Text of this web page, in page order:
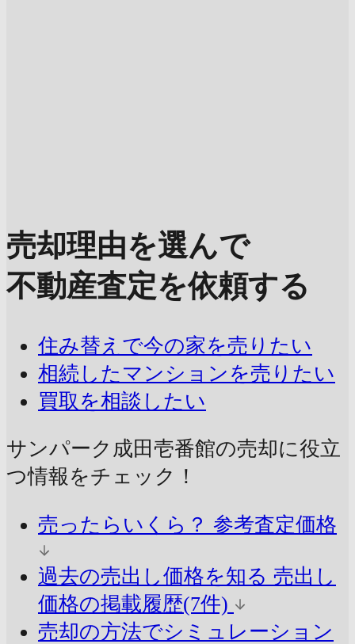
売却理由を選んで
不動産査定を依頼する
住み替えで今の家を売りたい
相続したマンションを売りたい
買取を相談したい
サンパーク成田壱番館の売却に役立
つ情報をチェック！
売ったらいくら？ 参考査定価格
過去の売出し価格を知る 売出し
価格の掲載履歴(7件)
売却の方法でシミュレーション